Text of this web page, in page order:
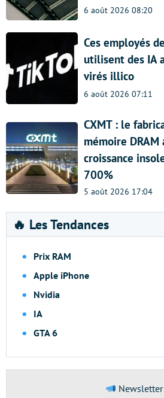
6 août 2026 08:20
Ces employés
utilisent des IA
virés illico
6 août 2026 07:11
CXMT : le
mémoire DRAM
croissance
700%
5 août 2026 17:04
🔥 Les Tendances
Prix RAM
Apple iPhone
Nvidia
IA
GTA 6
Newsletter